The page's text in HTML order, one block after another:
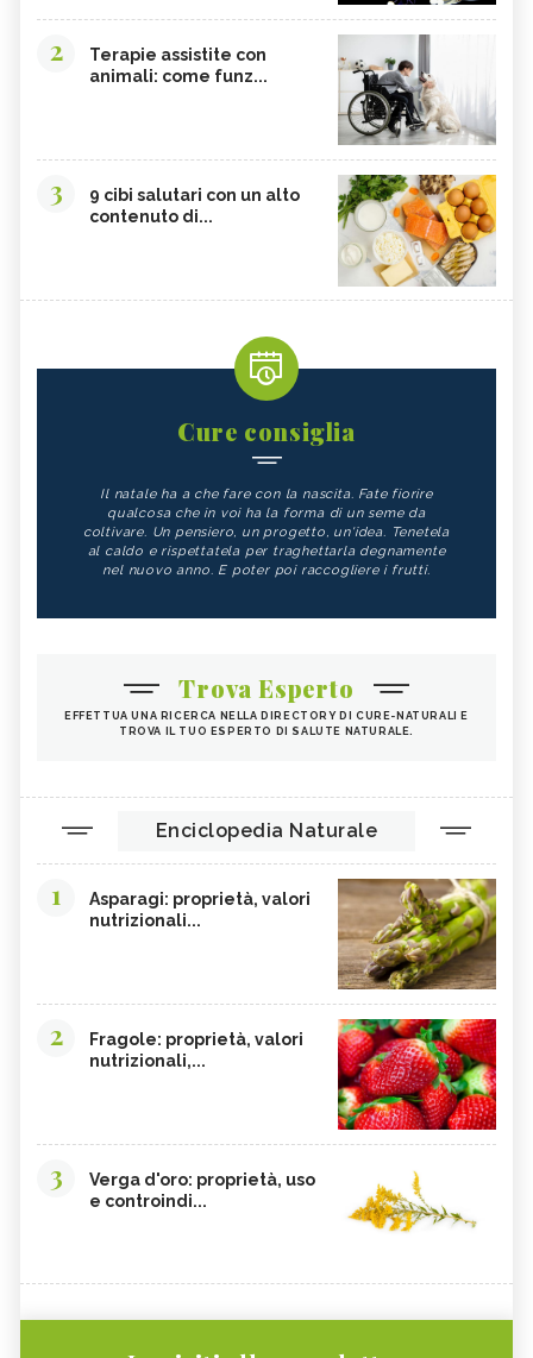
2
Terapie assistite con
animali: come funz...
3
9 cibi salutari con un alto
contenuto di...
Cure consiglia
Il natale ha a che fare con la nascita. Fate fiorire
qualcosa che in voi ha la forma di un seme da
coltivare. Un pensiero, un progetto, un'idea. Tenetela
al caldo e rispettatela per traghettarla degnamente
nel nuovo anno. E poter poi raccogliere i frutti.
Trova Esperto
EFFETTUA UNA RICERCA NELLA DIRECTORY DI CURE-NATURALI E
TROVA IL TUO ESPERTO DI SALUTE NATURALE.
Enciclopedia Naturale
1
Asparagi: proprietà, valori
nutrizionali...
2
Fragole: proprietà, valori
nutrizionali,...
3
Verga d'oro: proprietà, uso
e controindi...